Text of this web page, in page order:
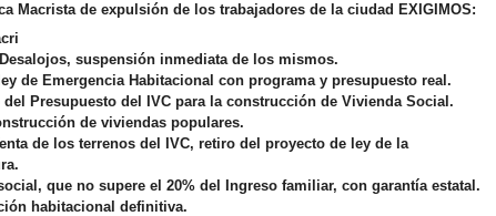
Macrista de expulsión de los trabajadores de la ciudad EXIGIMOS:
suspensión inmediata de los mismos.
de Emergencia Habitacional con programa y presupuesto real.
del Presupuesto del IVC para la construcción de Vivienda Social.
de viviendas populares.
de los terrenos del IVC, retiro del proyecto de ley de la
que no supere el 20% del Ingreso familiar, con garantía estatal.
habitacional definitiva.